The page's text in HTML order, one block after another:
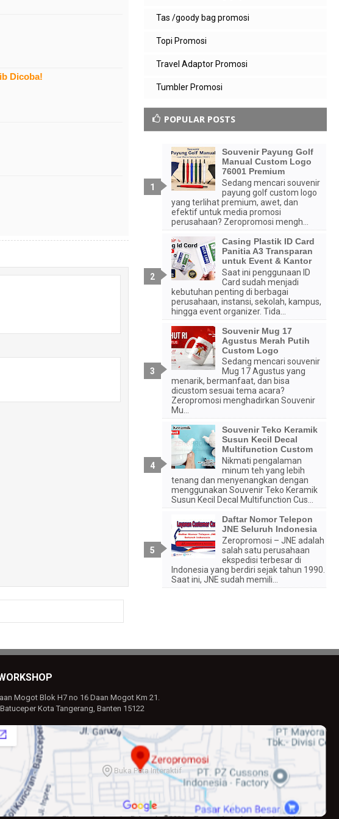
Dicoba!
Tas /goody bag promosi
Topi Promosi
Travel Adaptor Promosi
Tumbler Promosi
POPULAR POSTS
Souvenir Payung Golf
Manual Custom Logo
76001 Premium
Sedang mencari souvenir
payung golf custom logo
yang terlihat premium, awet, dan
efektif untuk media promosi
perusahaan? Zeropromosi mengh...
Casing Plastik ID Card
Panitia A3 Transparan
untuk Event & Kantor
Saat ini penggunaan ID
Card sudah menjadi
kebutuhan penting di berbagai
perusahaan, instansi, sekolah, kampus,
hingga event organizer. Tida...
Souvenir Mug 17
Agustus Merah Putih
Custom Logo
Sedang mencari souvenir
Mug 17 Agustus yang
menarik, bermanfaat, dan bisa
dicustom sesuai tema acara?
Zeropromosi menghadirkan Souvenir
Mu...
Souvenir Teko Keramik
Susun Kecil Decal
Multifunction Custom
Nikmati pengalaman
minum teh yang lebih
tenang dan menyenangkan dengan
menggunakan Souvenir Teko Keramik
Susun Kecil Decal Multifunction Cus...
Daftar Nomor Telepon
JNE Seluruh Indonesia
Zeropromosi – JNE adalah
salah satu perusahaan
ekspedisi terbesar di
Indonesia yang berdiri sejak tahun 1990.
Saat ini, JNE sudah memili...
Mogot Blok H7 no 16 Daan Mogot Km 21.
Kota Tangerang, Banten 15122
Buka Peta Interaktif